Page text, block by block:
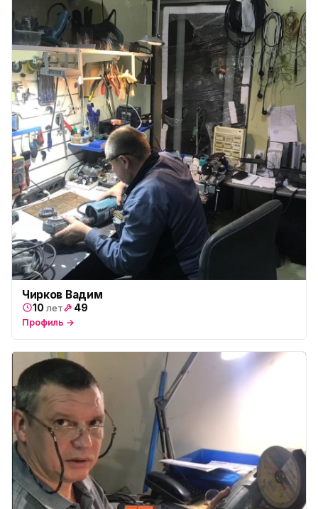
Чирков Вадим
10 лет 49
Профиль →